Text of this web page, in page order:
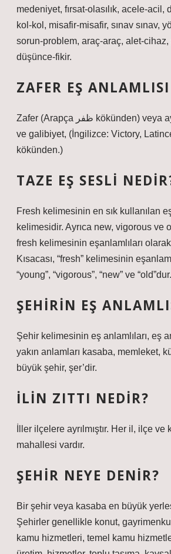
medeniyet, fırsat-olasılık, acele-acil,
kol-kol, misafir-misafir, sınav sınav,
sorun-problem, araç-araç, alet-cihaz,
düşünce-fikir.
ZAFER EŞ
Zafer (Arapça ظفر kökünden) veya aynı anlamda zafer
ve galibiyet, (İngilizce: Victory,
kökünden.)
TAZE EŞ SESLI
Fresh kelimesinin en sık kullanılan
kelimesidir. Ayrıca new, vigorous ve
fresh kelimesinin eşanlamlıları olarak
Kısacası, “fresh” kelimesinin
“young”, “vigorous”, “new” ve “old”dur.
ŞEHIRIN EŞ
Şehir kelimesinin eş anlamlıları, eş
yakın anlamları kasaba, memleket,
büyük şehir, şer’dir.
İLIN ZITTI NEDIR?
İller ilçelere ayrılmıştır. Her il, ilçe
mahallesi vardır.
ŞEHIR NEYE DENIR?
Bir şehir veya kasaba en büyük
Şehirler genellikle konut,
kamu hizmetleri, temel kamu